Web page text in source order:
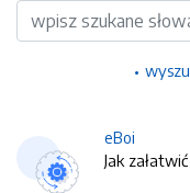
Wyszukiwarka
eBoi
Jak